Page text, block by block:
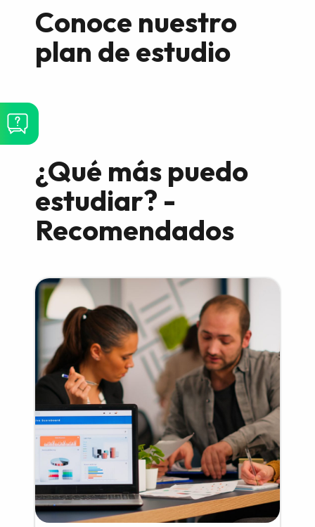
Conoce nuestro
plan de estudio
¿Qué más puedo
estudiar? -
Recomendados